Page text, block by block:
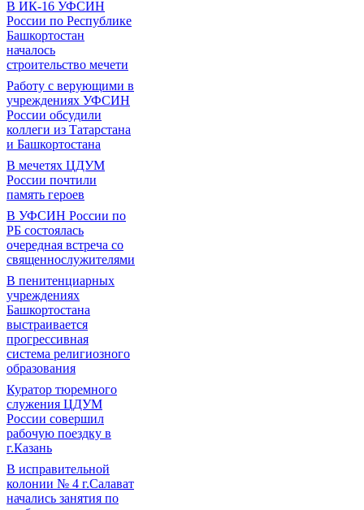
В ИК-16 УФСИН
России по Республике
Башкортостан
началось
строительство мечети
Работу с верующими в
учреждениях УФСИН
России обсудили
коллеги из Татарстана
и Башкортостана
В мечетях ЦДУМ
России почтили
память героев
В УФСИН России по
РБ состоялась
очередная встреча со
священнослужителями
В пенитенциарных
учреждениях
Башкортостана
выстраивается
прогрессивная
система религиозного
образования
Куратор тюремного
служения ЦДУМ
России совершил
рабочую поездку в
г.Казань
В исправительной
колонии № 4 г.Салават
начались занятия по